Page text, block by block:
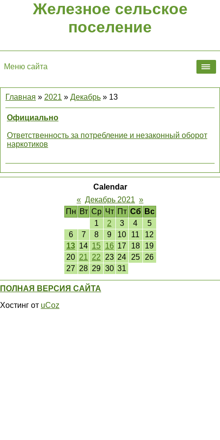
Железное сельское
поселение
Меню сайта
Главная » 2021 » Декабрь » 13
Официально
Ответственность за потребление и незаконный оборот
наркотиков
Calendar
« Декабрь 2021 »
Пн Вт Ср Чт Пт Сб
Вс
1
2 3 4
5
6
7 8 9 10 11
12
13 14 15 16 17 18
19
20 21 22 23 24 25
26
27 28 29 30 31
ПОЛНАЯ ВЕРСИЯ САЙТА
Хостинг от uCoz